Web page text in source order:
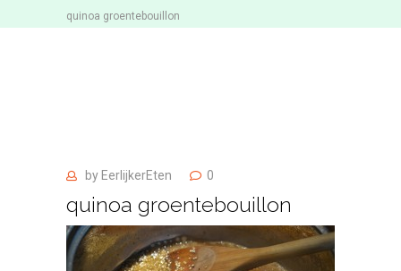
quinoa groentebouillon
by EerlijkerEten 0
quinoa groentebouillon